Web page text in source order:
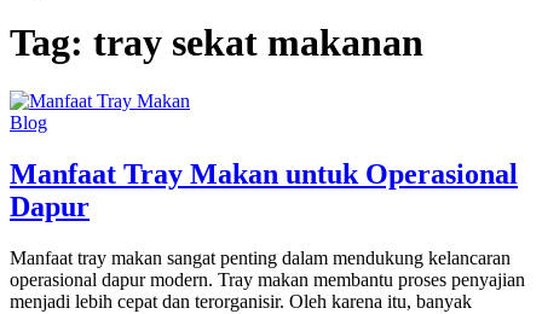
Tag: tray sekat makanan
Blog
Manfaat Tray Makan untuk Operasional
Dapur
Manfaat tray makan sangat penting dalam mendukung kelancaran
operasional dapur modern. Tray makan membantu proses penyajian
menjadi lebih cepat dan terorganisir. Oleh karena itu, banyak